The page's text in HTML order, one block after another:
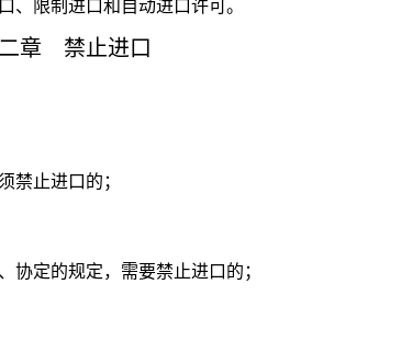
限制进口和自动进口许可。
章 禁止进口
：
须禁止进口的；
、协定的规定，需要禁止进口的；